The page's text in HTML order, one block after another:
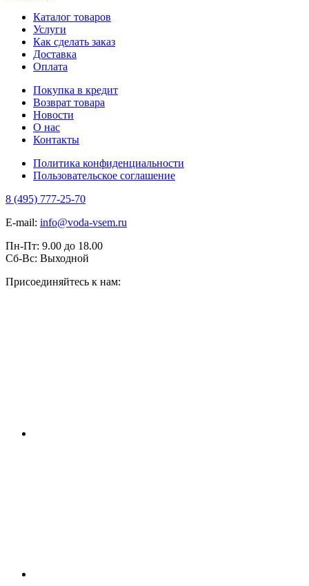
Каталог товаров
Услуги
Как сделать заказ
Доставка
Оплата
Покупка в кредит
Возврат товара
Новости
О нас
Контакты
Политика конфиденциальности
Пользовательское соглашение
8 (495) 777-25-70
E-mail: info@voda-vsem.ru
Пн-Пт: 9.00 до 18.00
Сб-Вс: Выходной
Присоединяйтесь к нам: